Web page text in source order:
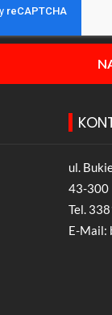
ul.
43-300
Tel.
E-Mail: